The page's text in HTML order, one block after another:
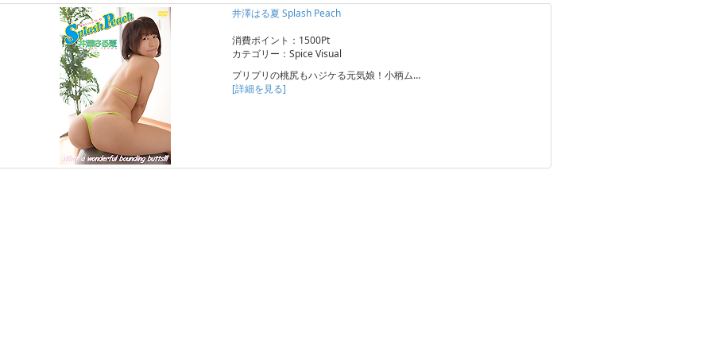
井澤はる夏 Splash Peach
消費ポイント：1500Pt
カテゴリー：Spice Visual
プリプリの桃尻もハジケる元気娘！小柄ム…
[詳細を見る]